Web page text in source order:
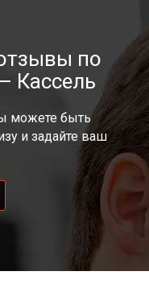
по
Кассель
можете быть
и задайте ваш